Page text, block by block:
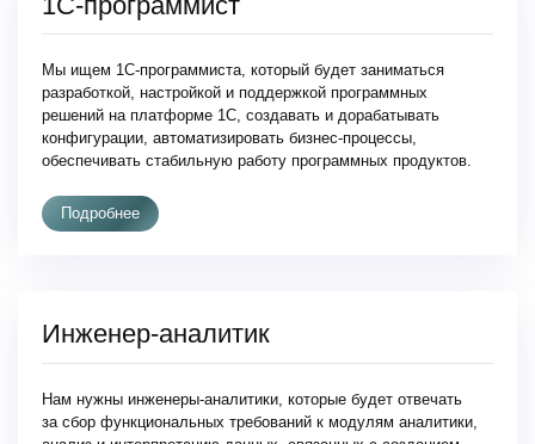
Мы ищем 1С-программиста, который будет заниматься
разработкой, настройкой и поддержкой программных
решений на платформе 1С, создавать и дорабатывать
конфигурации, автоматизировать бизнес-процессы,
обеспечивать стабильную работу программных продуктов.
Подробнее
Инженер-аналитик
Нам нужны инженеры-аналитики, которые будет отвечать
за сбор функциональных требований к модулям аналитики,